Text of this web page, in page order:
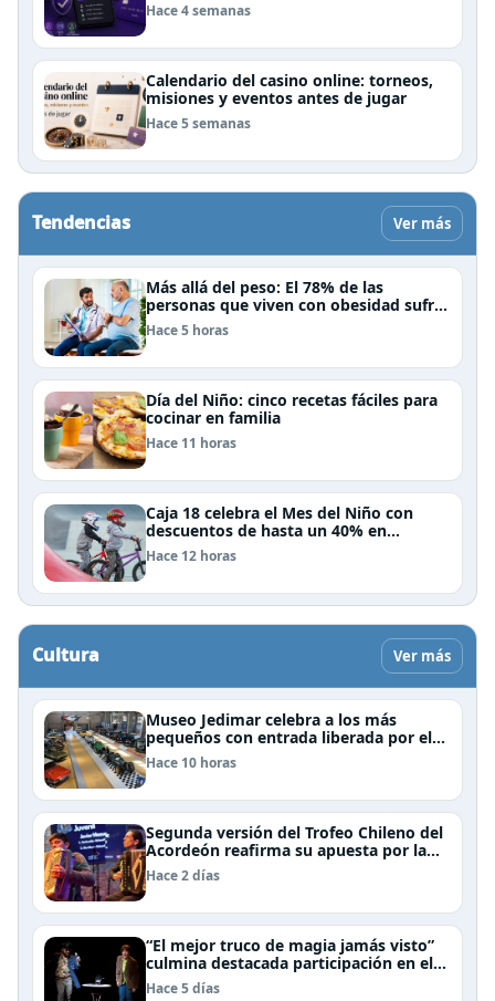
Hace 4 semanas
Calendario del casino online: torneos,
misiones y eventos antes de jugar
Hace 5 semanas
Tendencias Ver más
Más allá del peso: El 78% de las
personas que viven con obesidad sufre
estrés postraumático debido al estigma
Hace 5 horas
Día del Niño: cinco recetas fáciles para
cocinar en familia
Hace 11 horas
Caja 18 celebra el Mes del Niño con
descuentos de hasta un 40% en
panoramas, cine, shows y streaming
Hace 12 horas
Cultura Ver más
Museo Jedimar celebra a los más
pequeños con entrada liberada por el
Día del Niño
Hace 10 horas
Segunda versión del Trofeo Chileno del
Acordeón reafirma su apuesta por la
profesionalización del instrumento en
Chile
Hace 2 días
“El mejor truco de magia jamás visto”
culmina destacada participación en el
Festival Off Avignon 2026
Hace 5 días